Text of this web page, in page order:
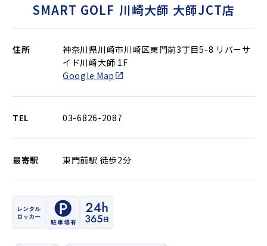
SMART GOLF 川崎大師 大師JCT店
住所
神奈川県川崎市川崎区東門前3丁目5-8 リバーサ
イド川崎大師 1F
Google Map
TEL 03-6826-2087
最寄駅 東門前駅 徒歩2分